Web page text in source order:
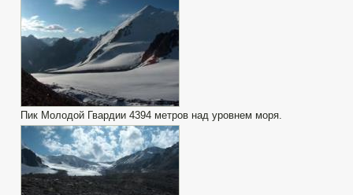
Пик Молодой Гвардии 4394 метров над уровнем моря.